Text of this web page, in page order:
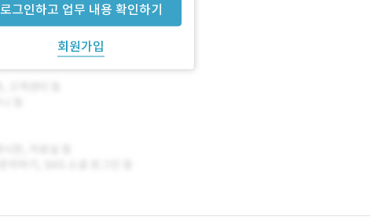
로그인하고 업무 내용 확인하기
회원가입